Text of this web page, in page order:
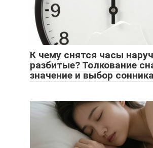
К чему снятся часы
разбитые? Толкование
значение и выбор